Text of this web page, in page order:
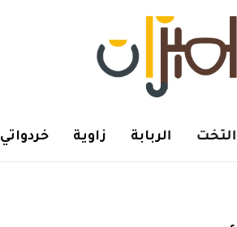
التخت الربابة زاوية خردواتي